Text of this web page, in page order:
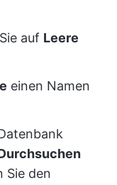
auf Leere
einen Namen
Sie den